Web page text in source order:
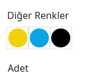
Diğer Renkler
Adet